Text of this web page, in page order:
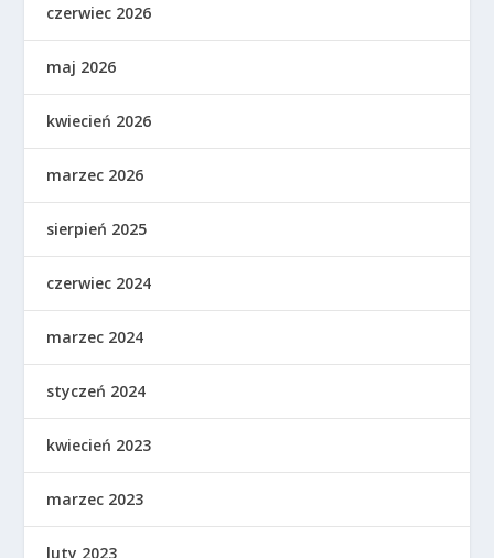
czerwiec 2026
maj 2026
kwiecień 2026
marzec 2026
sierpień 2025
czerwiec 2024
marzec 2024
styczeń 2024
kwiecień 2023
marzec 2023
luty 2023